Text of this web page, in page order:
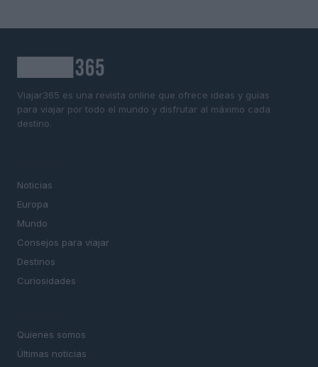
Viajar365 es una revista online que ofrece ideas y guías
para viajar por todo el mundo y disfrutar al máximo cada
destino.
Noticias
Europa
Mundo
Consejos para viajar
Destinos
Curiosidades
Quienes somos
Últimas noticias